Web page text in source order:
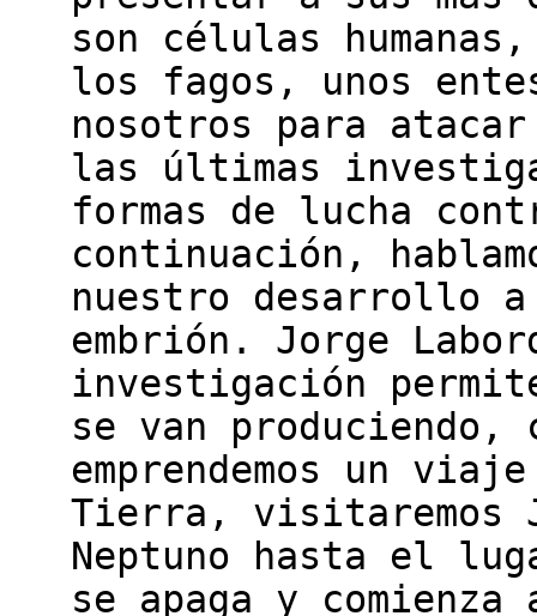
son células
los fagos, unos
nosotros para
las últimas
formas de lucha
continuación,
nuestro desarrollo
embrión. Jorge
investigación
se van
emprendemos un
Tierra, visitaremos
Neptuno hasta el
se apaga y